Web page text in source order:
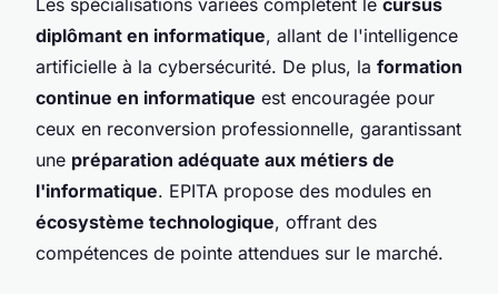
diplômant en informatique, allant de l'intelligence
artificielle à la cybersécurité. De plus, la formation
continue en informatique est encouragée pour
ceux en reconversion professionnelle, garantissant
une préparation adéquate aux métiers de
l'informatique. EPITA propose des modules en
écosystème technologique, offrant des
compétences de pointe attendues sur le marché.